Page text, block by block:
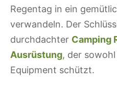
Regentag in ein
verwandeln. Der
durchdachter Camping
Ausrüstung, der
Equipment schützt.